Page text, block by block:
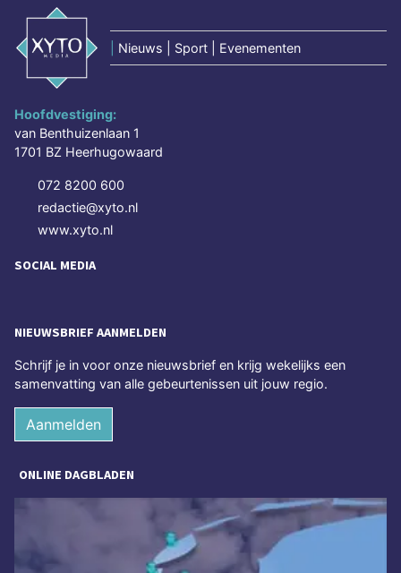
Nieuws | Sport | Evenementen
Hoofdvestiging:
van Benthuizenlaan 1
1701 BZ Heerhugowaard
072 8200 600
redactie@xyto.nl
www.xyto.nl
SOCIAL MEDIA
NIEUWSBRIEF AANMELDEN
Schrijf je in voor onze nieuwsbrief en krijg wekelijks een
samenvatting van alle gebeurtenissen uit jouw regio.
Aanmelden
ONLINE DAGBLADEN